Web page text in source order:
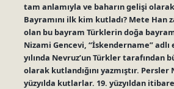
tam anlamıyla ve baharın gelişi
Bayramını ilk kim kutladı? Mete Han
olan bu bayram Türklerin doğa
Nizami Gencevi, “İskendername” adlı
yılında Nevruz’un Türkler tarafından
olarak kutlandığını yazmıştır. Persler
yüzyılda kutlarlar. 19. yüzyıldan